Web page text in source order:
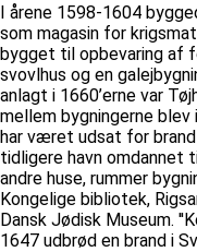
I årene 1598-1604
som magasin for
bygget til opbevaring af
svovlhus og en
anlagt i 1660’erne var
mellem bygningerne
har været udsat for brand
tidligere havn omdannet
andre huse, rummer
Kongelige bibliotek,
Dansk Jødisk Museum.
1647 udbrød en brand i